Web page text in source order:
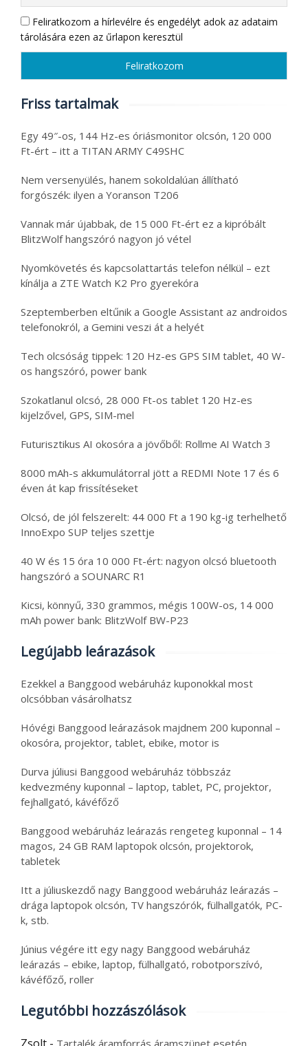
Feliratkozom a hírlevélre és engedélyt adok az adataim
tárolására ezen az űrlapon keresztül
Friss tartalmak
Egy 49″-os, 144 Hz-es óriásmonitor olcsón, 120 000
Ft-ért – itt a TITAN ARMY C49SHC
Nem versenyülés, hanem sokoldalúan állítható
forgószék: ilyen a Yoranson T206
Vannak már újabbak, de 15 000 Ft-ért ez a kipróbált
BlitzWolf hangszóró nagyon jó vétel
Nyomkövetés és kapcsolattartás telefon nélkül – ezt
kínálja a ZTE Watch K2 Pro gyerekóra
Szeptemberben eltűnik a Google Assistant az androidos
telefonokról, a Gemini veszi át a helyét
Tech olcsóság tippek: 120 Hz-es GPS SIM tablet, 40 W-
os hangszóró, power bank
Szokatlanul olcsó, 28 000 Ft-os tablet 120 Hz-es
kijelzővel, GPS, SIM-mel
Futurisztikus AI okosóra a jövőből: Rollme AI Watch 3
8000 mAh-s akkumulátorral jött a REDMI Note 17 és 6
éven át kap frissítéseket
Olcsó, de jól felszerelt: 44 000 Ft a 190 kg-ig terhelhető
InnoExpo SUP teljes szettje
40 W és 15 óra 10 000 Ft-ért: nagyon olcsó bluetooth
hangszóró a SOUNARC R1
Kicsi, könnyű, 330 grammos, mégis 100W-os, 14 000
mAh power bank: BlitzWolf BW-P23
Legújabb leárazások
Ezekkel a Banggood webáruház kuponokkal most
olcsóbban vásárolhatsz
Hóvégi Banggood leárazások majdnem 200 kuponnal –
okosóra, projektor, tablet, ebike, motor is
Durva júliusi Banggood webáruház többszáz
kedvezmény kuponnal – laptop, tablet, PC, projektor,
fejhallgató, kávéfőző
Banggood webáruház leárazás rengeteg kuponnal – 14
magos, 24 GB RAM laptopok olcsón, projektorok,
tabletek
Itt a júliuskezdő nagy Banggood webáruház leárazás –
drága laptopok olcsón, TV hangszórók, fülhallgatók, PC-
k, stb.
Június végére itt egy nagy Banggood webáruház
leárazás – ebike, laptop, fülhallgató, robotporszívó,
kávéfőző, roller
Legutóbbi hozzászólások
Tartalék áramforrás áramszünet esetén